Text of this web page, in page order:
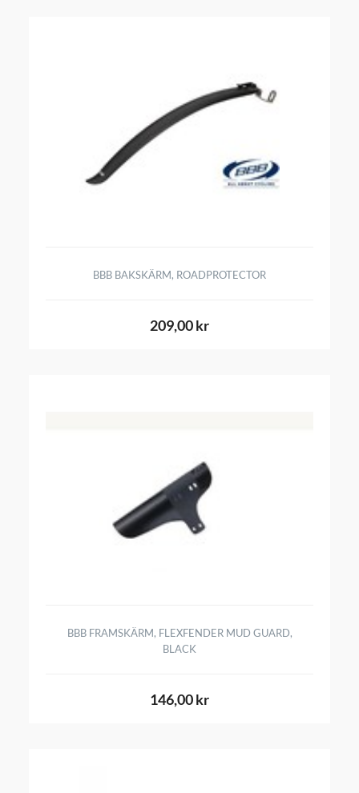
BBB BAKSKÄRM, ROADPROTECTOR
209,00 kr
BBB FRAMSKÄRM, FLEXFENDER MUD GUARD,
BLACK
146,00 kr